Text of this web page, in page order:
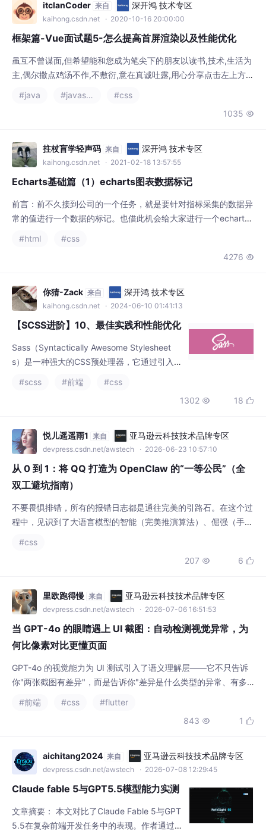
是流动的韵律，JS 是叙事的节
itclanCoder 来自 深开鸿 技术专区
kaihong.csdn.net · 2020-10-16 20:00:00
框架篇-Vue面试题5-怎么提高首屏渲染以及性能优化
虽互不曾谋面,但希望能和您成为笔尖下的朋友以读书,技术,生活为
主,偶尔撒点鸡汤不作,不敷衍,意在真诚吐露,用心分享点击左上方,
#java #javascript
#css
1035 
拄杖盲学轻声码 来自 深开鸿 技术专区
kaihong.csdn.net · 2021-02-18 13:57:55
Echarts基础篇（1）echarts图表数据标记
前言：前不久接到公司的一个任务，就是要针对指标采集的数据异
常的值进行一个数据的标记。也借此机会给大家进行一个echarts
加symbol和symbolSize属性，具体数据如下所示：var data_y2 =
#html
#css
4276 
你猜-Zack 来自 深开鸿 技术专区
kaihong.csdn.net · 2024-06-10 01:41:13
【SCSS进阶】10、最佳实践和性能优化
Sass（Syntactically Awesome Stylesheet
s）是一种强大的CSS预处理器，它通过引入变
量、嵌套、混合（mixins）、继承和函数等高
量使得颜色、字体和其他值可以重复使用，嵌
套规则让样式结构更加清晰，混合可以创建可
重用的代码块，继承和函数则提供
#scss #前端
#css
1302  18 
悦儿遥遥雨1 来自 亚马逊云科技技术品牌专区
devpress.csdn.net/awstech · 2026-06-23 10:57:10
从 0 到 1：将 QQ 打造为 OpenClaw 的“一等公民”（全
双工避坑指南）
不要畏惧排错，所有的报错日志都是通往完美的引路石。在这个过
程中，见识到了大语言模型的智能（完美推演算法）、倔强（手搓
#css
207  6 
里欧跑得慢 来自 亚马逊云科技技术品牌专区
devpress.csdn.net/awstech · 2026-07-06 16:51:53
当 GPT-4o 的眼睛遇上 UI 截图：自动检测视觉异常，为
何比像素对比更懂页面
GPT-4o 的视觉能力为 UI 测试引入了语义理解层——它不只告诉
你"两张截图有差异"，而是告诉你"差异是什么类型的异常、有多
严重、应该往哪个方向修复"。语义理解让异常检测从像素对比的
分层协作：像素计算交给确定性算法（确定性、低成本、可重
层各司其职不交叉。像素差异低于阈值的页面直接
#前端 #css
#flutter
843  1 
aichitang2024 来自 亚马逊云科技技术品牌专区
devpress.csdn.net/awstech · 2026-07-08 12:29:45
Claude fable 5与GPT5.5模型能力实测
文章摘要： 本文对比了Claude Fable 5与GPT
5.5在复杂前端开发任务中的表现。作者通过